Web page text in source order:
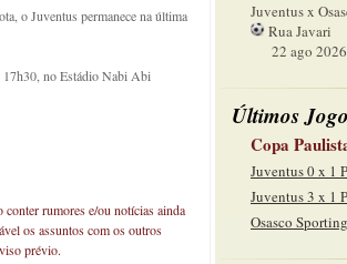
Juventus x
Rua Javari
22 ago
Últimos
Copa
Juventus 0 x 1
Juventus 3 x 1
Osasco
o Juventus permanece na última
no Estádio Nabi Abi
rumores e/ou notícias ainda
os assuntos com os outros
prévio.